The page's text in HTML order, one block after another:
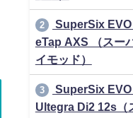
2
SuperSix
eTap AXS （スー
イモッド）
3
SuperSix
Ultegra Di2 12s（